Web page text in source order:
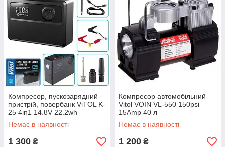
Компресор, пускозарядний
пристрій, повербанк ViTOL K-
25 4in1 14.8V 22.2wh
6000mAh К-25
Немає в наявності
1 300 ₴
Компресор автомобільний
Vitol VOIN VL-550 150psi
15Amp 40 л
Немає в наявності
1 200 ₴